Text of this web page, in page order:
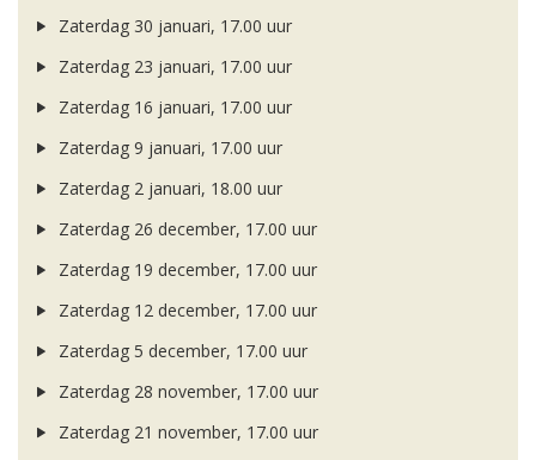
Zaterdag 30 januari, 17.00 uur
Zaterdag 23 januari, 17.00 uur
Zaterdag 16 januari, 17.00 uur
Zaterdag 9 januari, 17.00 uur
Zaterdag 2 januari, 18.00 uur
Zaterdag 26 december, 17.00 uur
Zaterdag 19 december, 17.00 uur
Zaterdag 12 december, 17.00 uur
Zaterdag 5 december, 17.00 uur
Zaterdag 28 november, 17.00 uur
Zaterdag 21 november, 17.00 uur